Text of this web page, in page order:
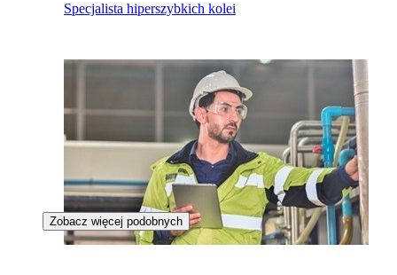
Specjalista hiperszybkich kolei
Zobacz więcej podobnych